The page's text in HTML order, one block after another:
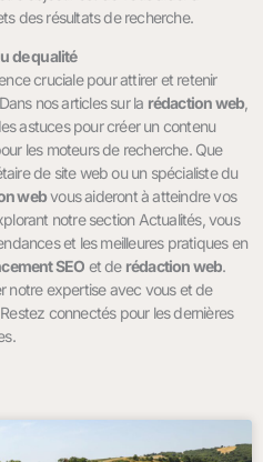
des résultats de recherche.
de qualité
cruciale pour attirer et retenir
nos articles sur la rédaction web,
astuces pour créer un contenu
les moteurs de recherche. Que
de site web ou un spécialiste du
webvous aideront à atteindre vos
notre section Actualités, vous
et les meilleures pratiques en
SEO et de rédaction web.
notre expertise avec vous et de
connectés pour les dernières